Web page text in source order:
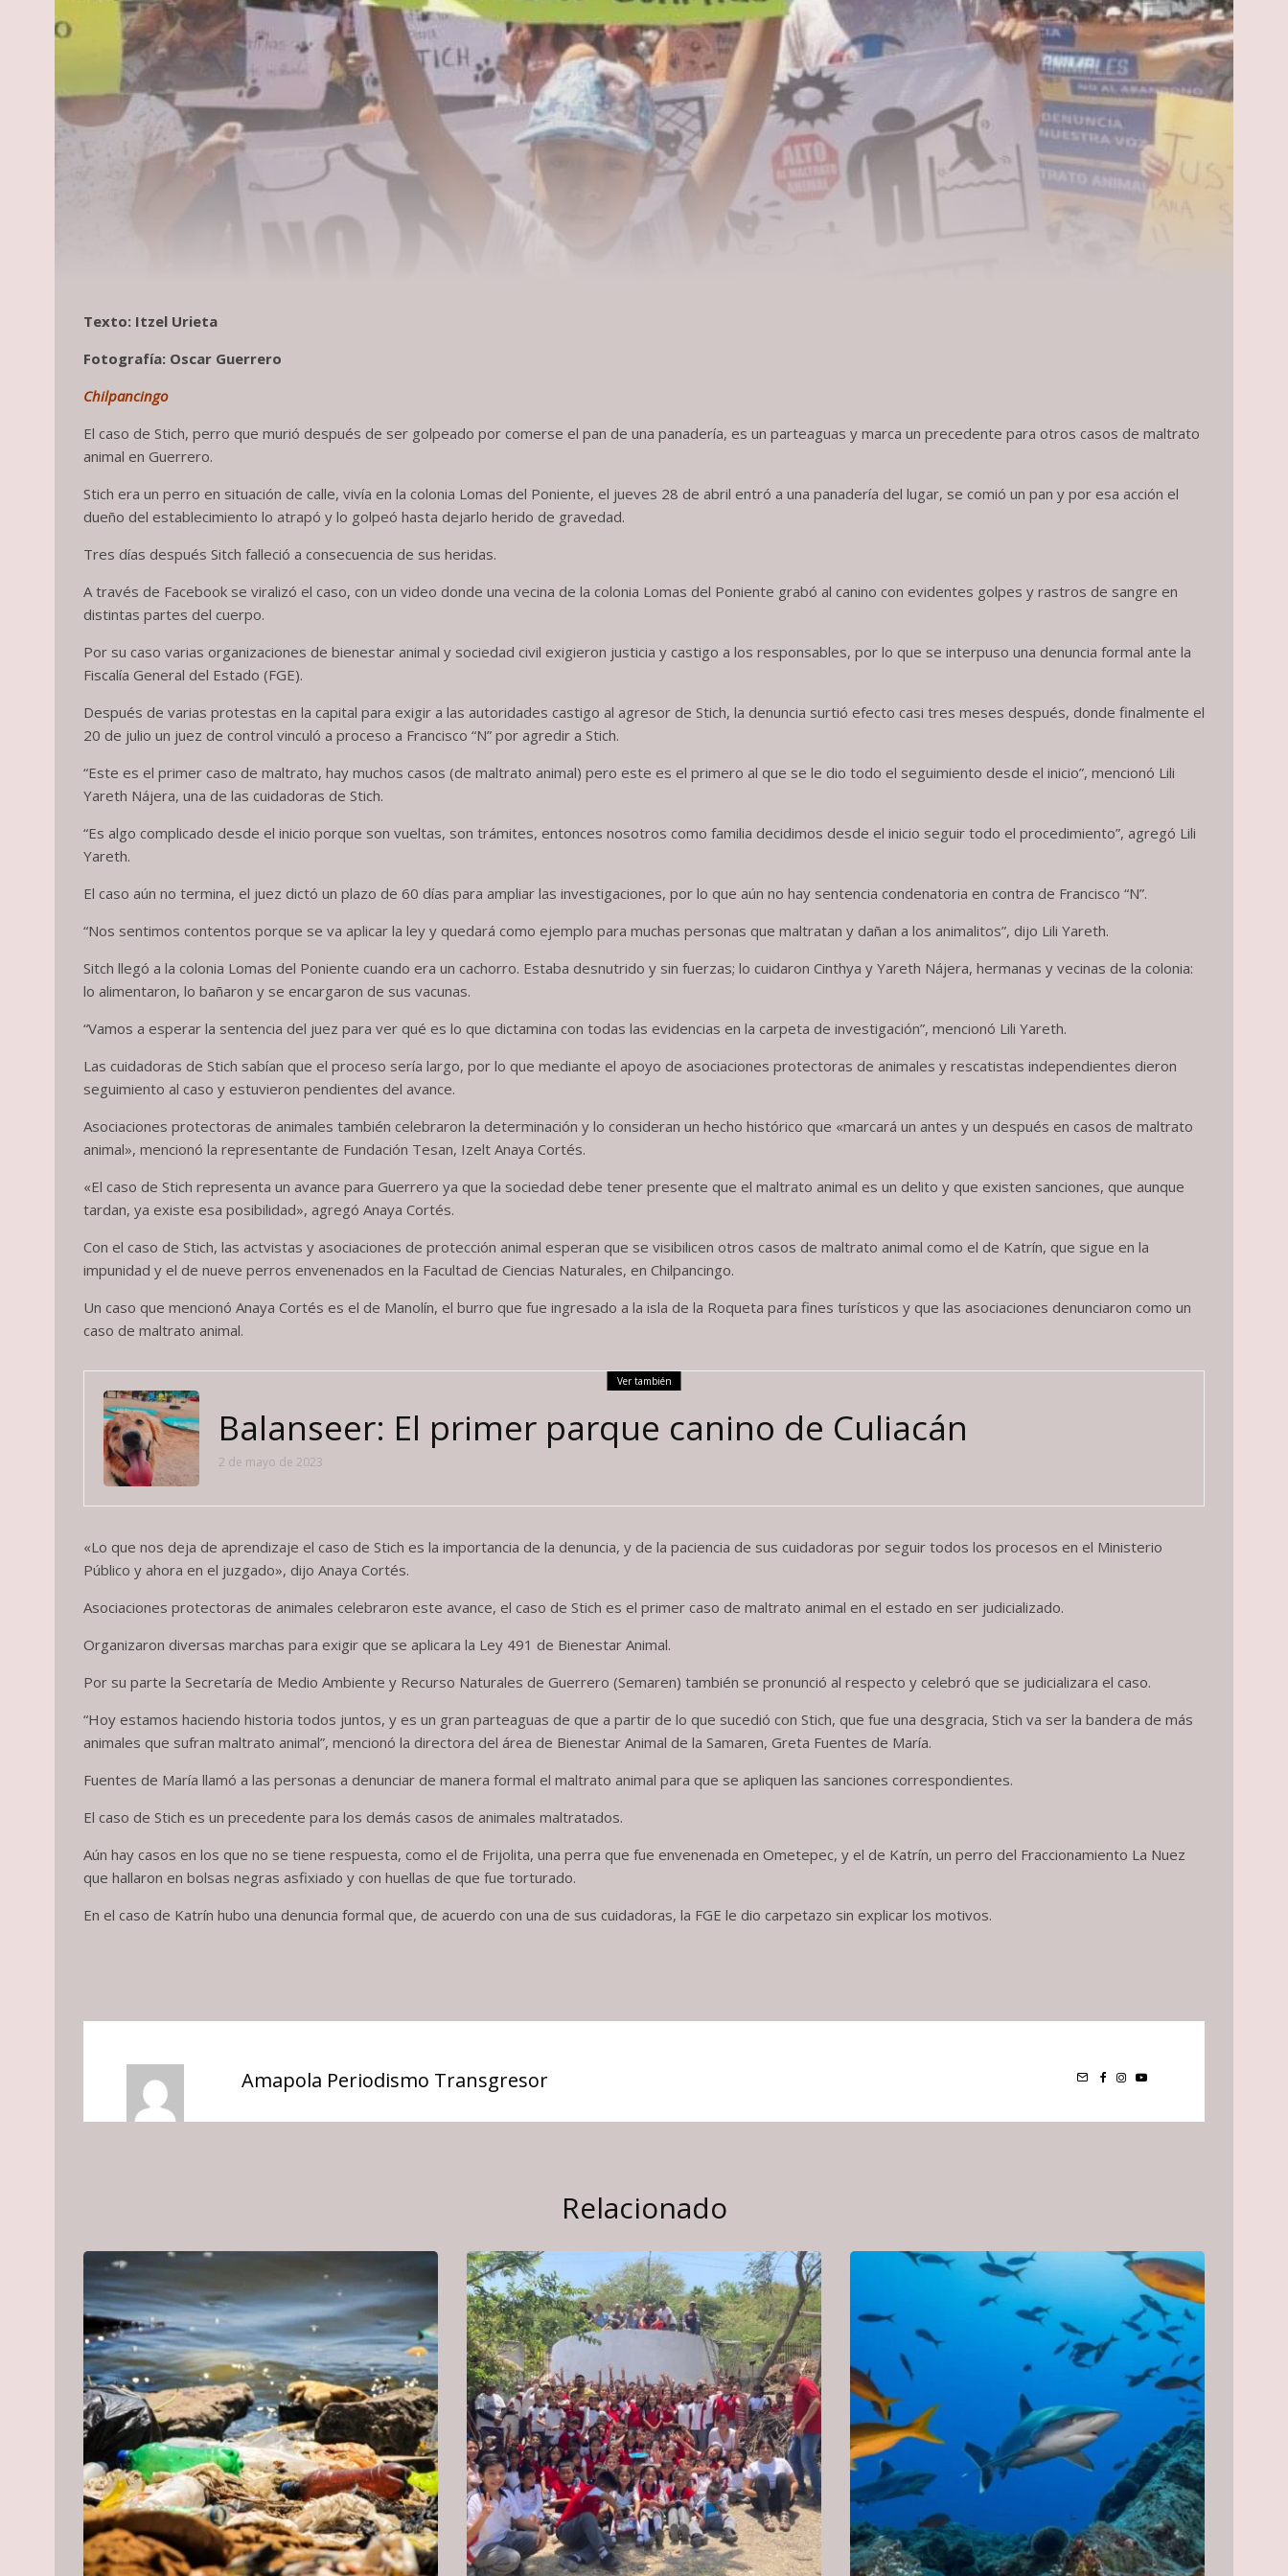
Texto: Itzel Urieta
Fotografía: Oscar Guerrero
Chilpancingo
El caso de Stich, perro que murió después de ser golpeado por comerse el pan de una panadería, es un parteaguas y marca un precedente para otros casos de maltrato
animal en Guerrero.
Stich era un perro en situación de calle, vivía en la colonia Lomas del Poniente, el jueves 28 de abril entró a una panadería del lugar, se comió un pan y por esa acción el
dueño del establecimiento lo atrapó y lo golpeó hasta dejarlo herido de gravedad.
Tres días después Sitch falleció a consecuencia de sus heridas.
A través de Facebook se viralizó el caso, con un video donde una vecina de la colonia Lomas del Poniente grabó al canino con evidentes golpes y rastros de sangre en
distintas partes del cuerpo.
Por su caso varias organizaciones de bienestar animal y sociedad civil exigieron justicia y castigo a los responsables, por lo que se interpuso una denuncia formal ante la
Fiscalía General del Estado (FGE).
Después de varias protestas en la capital para exigir a las autoridades castigo al agresor de Stich, la denuncia surtió efecto casi tres meses después, donde finalmente el
20 de julio un juez de control vinculó a proceso a Francisco “N” por agredir a Stich.
“Este es el primer caso de maltrato, hay muchos casos (de maltrato animal) pero este es el primero al que se le dio todo el seguimiento desde el inicio”, mencionó Lili
Yareth Nájera, una de las cuidadoras de Stich.
“Es algo complicado desde el inicio porque son vueltas, son trámites, entonces nosotros como familia decidimos desde el inicio seguir todo el procedimiento”, agregó Lili
Yareth.
El caso aún no termina, el juez dictó un plazo de 60 días para ampliar las investigaciones, por lo que aún no hay sentencia condenatoria en contra de Francisco “N”.
“Nos sentimos contentos porque se va aplicar la ley y quedará como ejemplo para muchas personas que maltratan y dañan a los animalitos”, dijo Lili Yareth.
Sitch llegó a la colonia Lomas del Poniente cuando era un cachorro. Estaba desnutrido y sin fuerzas; lo cuidaron Cinthya y Yareth Nájera, hermanas y vecinas de la colonia:
lo alimentaron, lo bañaron y se encargaron de sus vacunas.
“Vamos a esperar la sentencia del juez para ver qué es lo que dictamina con todas las evidencias en la carpeta de investigación”, mencionó Lili Yareth.
Las cuidadoras de Stich sabían que el proceso sería largo, por lo que mediante el apoyo de asociaciones protectoras de animales y rescatistas independientes dieron
seguimiento al caso y estuvieron pendientes del avance.
Asociaciones protectoras de animales también celebraron la determinación y lo consideran un hecho histórico que «marcará un antes y un después en casos de maltrato
animal», mencionó la representante de Fundación Tesan, Izelt Anaya Cortés.
«El caso de Stich representa un avance para Guerrero ya que la sociedad debe tener presente que el maltrato animal es un delito y que existen sanciones, que aunque
tardan, ya existe esa posibilidad», agregó Anaya Cortés.
Con el caso de Stich, las actvistas y asociaciones de protección animal esperan que se visibilicen otros casos de maltrato animal como el de Katrín, que sigue en la
impunidad y el de nueve perros envenenados en la Facultad de Ciencias Naturales, en Chilpancingo.
Un caso que mencionó Anaya Cortés es el de Manolín, el burro que fue ingresado a la isla de la Roqueta para fines turísticos y que las asociaciones denunciaron como un
caso de maltrato animal.
Ver también
Balanseer: El primer parque canino de Culiacán
2 de mayo de 2023
«Lo que nos deja de aprendizaje el caso de Stich es la importancia de la denuncia, y de la paciencia de sus cuidadoras por seguir todos los procesos en el Ministerio
Público y ahora en el juzgado», dijo Anaya Cortés.
Asociaciones protectoras de animales celebraron este avance, el caso de Stich es el primer caso de maltrato animal en el estado en ser judicializado.
Organizaron diversas marchas para exigir que se aplicara la Ley 491 de Bienestar Animal.
Por su parte la Secretaría de Medio Ambiente y Recurso Naturales de Guerrero (Semaren) también se pronunció al respecto y celebró que se judicializara el caso.
“Hoy estamos haciendo historia todos juntos, y es un gran parteaguas de que a partir de lo que sucedió con Stich, que fue una desgracia, Stich va ser la bandera de más
animales que sufran maltrato animal”, mencionó la directora del área de Bienestar Animal de la Samaren, Greta Fuentes de María.
Fuentes de María llamó a las personas a denunciar de manera formal el maltrato animal para que se apliquen las sanciones correspondientes.
El caso de Stich es un precedente para los demás casos de animales maltratados.
Aún hay casos en los que no se tiene respuesta, como el de Frijolita, una perra que fue envenenada en Ometepec, y el de Katrín, un perro del Fraccionamiento La Nuez
que hallaron en bolsas negras asfixiado y con huellas de que fue torturado.
En el caso de Katrín hubo una denuncia formal que, de acuerdo con una de sus cuidadoras, la FGE le dio carpetazo sin explicar los motivos.
Amapola Periodismo Transgresor
Relacionado